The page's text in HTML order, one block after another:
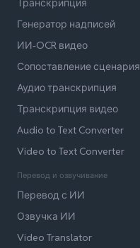
Транскрипция
Генератор надписей
ИИ-OCR видео
Сопоставление сценария
Аудио транскрипция
Транскрипция видео
Audio to Text Converter
Video to Text Converter
Перевод и озвучивание
Перевод с ИИ
Озвучка ИИ
Video Translator